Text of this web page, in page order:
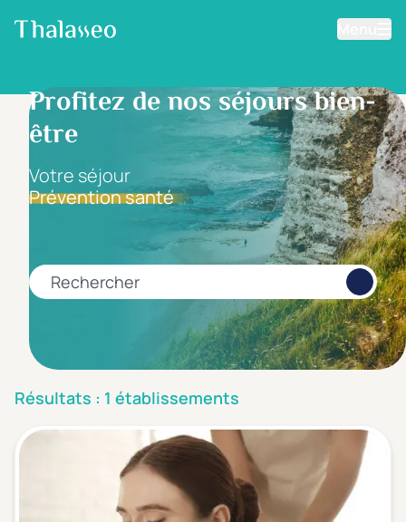
Aller au contenu principal
Profitez de nos séjours bien-
être
Votre séjour
Prévention santé
Rechercher
Filtrer les résultats
Fourchette de prix
Prix par personne
Maximum
5 étoiles *****
(0)
Note de nos clients
D'après notre partenaire Avis-Vérifiés
Parfait: 4.5+
Résultats : 1 établissements